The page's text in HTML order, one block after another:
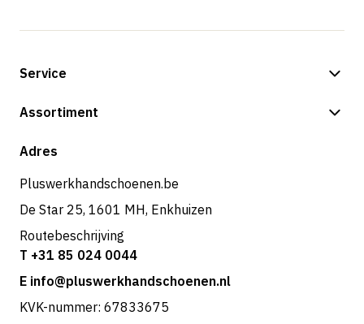
Service
Betalingsmogelijkheden
Retouren & service
Assortiment
Shop
Adres
Pluswerkhandschoenen.be
De Star 25, 1601 MH, Enkhuizen
Routebeschrijving
T +31 85 024 0044
E info@pluswerkhandschoenen.nl
KVK-nummer: 67833675